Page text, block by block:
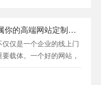
匠心独运：打造专属你的高端网站定制艺术
仅是一个企业的线上门
载体。一个好的网站，